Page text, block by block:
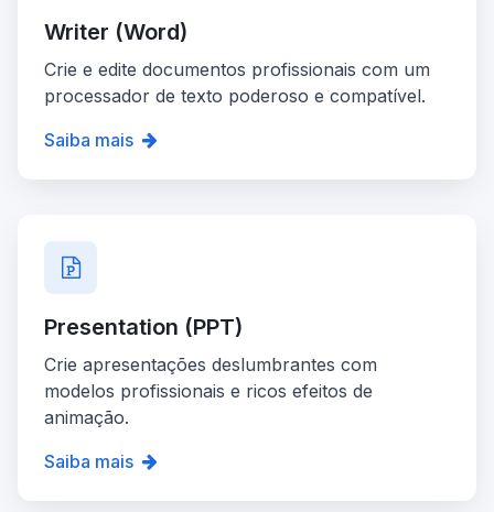
Writer (Word)
Crie e edite documentos profissionais com um
processador de texto poderoso e compatível.
Saiba mais
Presentation (PPT)
Crie apresentações deslumbrantes com
modelos profissionais e ricos efeitos de
animação.
Saiba mais